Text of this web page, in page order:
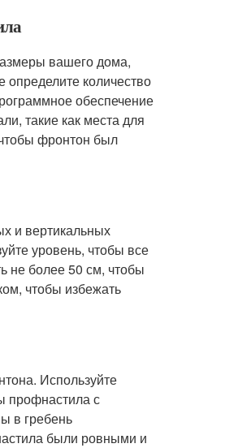
вашего дома,
количество
обеспечение
такие как места для
фронтон был
и вертикальных
уровень, чтобы все
не более 50 см, чтобы
чтобы избежать
Используйте
профнастила с
в гребень
были ровными и